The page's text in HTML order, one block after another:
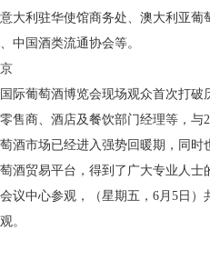
大利驻华使馆商务处、澳大利亚
中国酒类流通协会等。
葡萄酒博览会现场观众首次打破
售商、酒店及餐饮部门经理等，与
酒市场已经进入强势回暖期，同
酒贸易平台，得到了广大专业人
议中心参观，（星期五，6月5日
。